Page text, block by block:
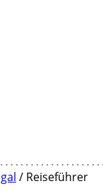
/ Reiseführer